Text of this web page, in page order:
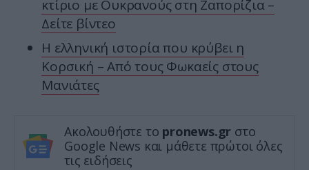
κτίριο με Ουκρανούς στη Ζαπορίζια –
Δείτε βίντεο
Η ελληνική ιστορία που κρύβει η
Κορσική – Από τους Φωκαείς στους
Μανιάτες
Ακολουθήστε το pronews.gr στο
Google News και μάθετε πρώτοι όλες
τις ειδήσεις